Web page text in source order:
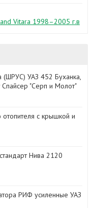
Vitara 1998–2005 г.в
(ШРУС) УАЗ 452 Буханка,
"Серп и Молот"
с крышкой и
Нива 2120
РИФ усиленные УАЗ